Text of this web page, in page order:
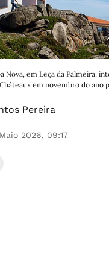
Nova, em Leça da Palmeira,
em novembro do ano
Pereira
2026, 09:17